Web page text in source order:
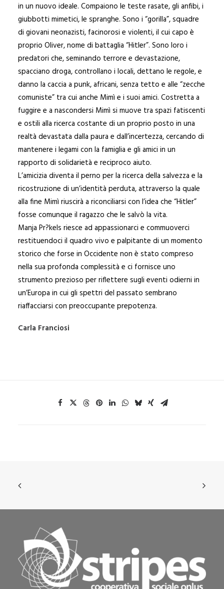
in un nuovo ideale. Compaiono le teste rasate, gli anfibi, i
giubbotti mimetici, le spranghe. Sono i “gorilla”, squadre
di giovani neonazisti, facinorosi e violenti, il cui capo è
proprio Oliver, nome di battaglia “Hitler”. Sono loro i
predatori che, seminando terrore e devastazione,
spacciano droga, controllano i locali, dettano le regole, e
danno la caccia a punk, africani, senza tetto e alle “zecche
comuniste” tra cui anche Mimì e i suoi amici. Costretta a
fuggire e a nascondersi Mimì si muove tra spazi fatiscenti
e ostili alla ricerca costante di un proprio posto in una
realtà devastata dalla paura e dall’incertezza, cercando di
mantenere i legami con la famiglia e gli amici in un
rapporto di solidarietà e reciproco aiuto.
L’amicizia diventa il perno per la ricerca della salvezza e la
ricostruzione di un’identità perduta, attraverso la quale
alla fine Mimì riuscirà a riconciliarsi con l’idea che “Hitler”
fosse comunque il ragazzo che le salvò la vita.
Manja Pr?kels riesce ad appassionarci e commuoverci
restituendoci il quadro vivo e palpitante di un momento
storico che forse in Occidente non è stato compreso
nella sua profonda complessità e ci fornisce uno
strumento prezioso per riflettere sugli eventi odierni in
un’Europa in cui gli spettri del passato sembrano
riaffacciarsi con preoccupante prepotenza.
Carla Franciosi